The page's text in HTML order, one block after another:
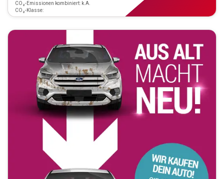
CO₂-Emissionen kombiniert: k.A.
CO₂-Klasse: